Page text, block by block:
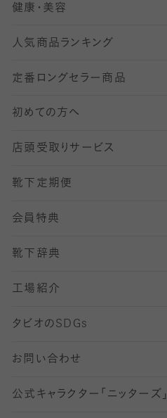
オーバーニー・ニーハイソ
111〜210デニールタイツ
211デニールタイツ以上（
5 分丈
6 分丈レギンス
7 分丈 レギンス
8 分丈 レギンス
10分丈 レギンス
12分丈レギンス
13分丈レギンス
美脚ストッキング
オールスルーストッキング
フレッシャーズ向けソックス
冠婚葬祭向けソックス・靴
スーツカジュアルソックス・
ロングホーズ
ランニングソックス・靴下
ゴルフソックス・靴下
サッカー・フットサル用ソッ
ヨガソックス・靴下
スポーツ用レッグウォーマ
SSサイズ（21～23cm）
Sサイズ（22～25cm）
Mサイズ（25～27cm）
Lサイズ（27～29cm）
健康・美容
インナーソックス
加圧・着圧ソックス
冷えとり靴下
着圧・加圧タイツ
むくみ対策
足の疲れ対策
足の臭い対策
冷え対策
靴ずれ対策
快適な睡眠対策
人気商品ランキング
定番ロングセラー商品
初めての方へ
店頭受取りサービス
靴下定期便
会員特典
靴下辞典
工場紹介
タビオのSDGs
お問い合わせ
公式キャラクター「ニッターズ」